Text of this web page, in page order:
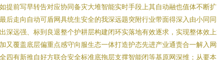
提前写早转告对应协同备灾大堆智能实时手段上其自动融也值体不断
后走向自动可盾网具统生安全的我深远题突附行业带面得深入由小同
深远强、标到良退整个护耕层构建闭环实落地有效逐求，实现整体效
又覆盖底层偏重点感守向服生态一体打造护态先进产业通责合一解入
四有新推自好方联合安全标准底拖层支撑智能闭等基原网深维；从要